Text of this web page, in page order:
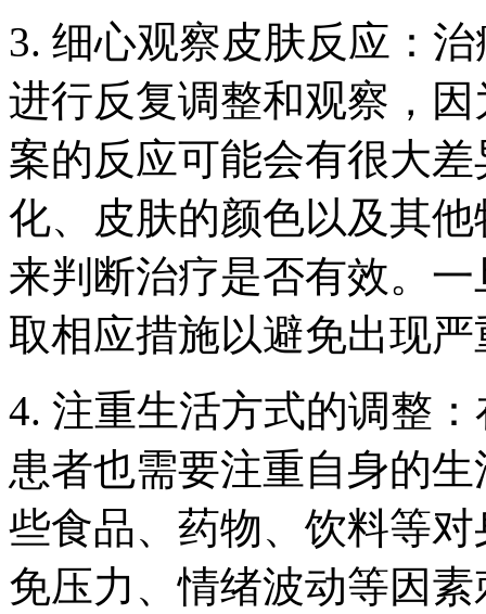
3. 细心观察皮肤反应：
进行反复调整和观察，
案的反应可能会有很大
化、皮肤的颜色以及其
来判断治疗是否有效。
取相应措施以避免出现
4. 注重生活方式的调整
患者也需要注重自身的
些食品、药物、饮料等
免压力、情绪波动等因